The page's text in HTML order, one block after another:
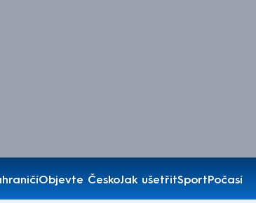
Objevte ČeskoJak ušetřitSportPočasí